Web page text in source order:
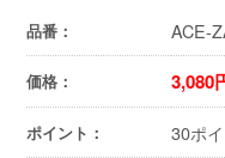
品番： ACE-
価格： 3,080
ポイント： 30ポ